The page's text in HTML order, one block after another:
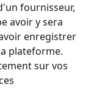
fournisseur,
avoir y sera
enregistrer
plateforme.
sur vos